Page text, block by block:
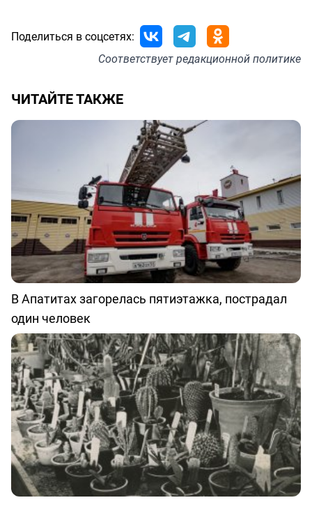
Поделиться в соцсетях:
Соответствуетредакционной политике
ЧИТАЙТЕ ТАКЖЕ
В Апатитах загорелась пятиэтажка, пострадал
один человек